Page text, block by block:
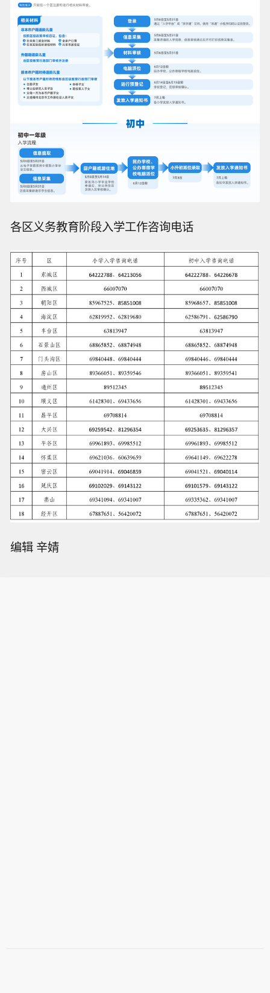
各区义务教育阶段入学工作咨询电话
编辑 辛婧